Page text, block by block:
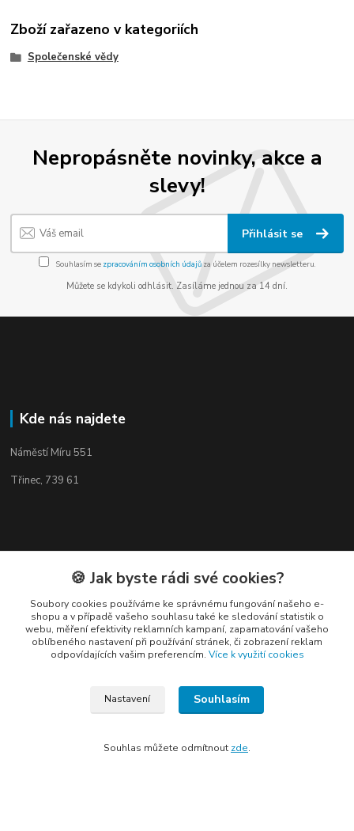
Zboží zařazeno v kategoriích
Společenské vědy
Nepropásněte novinky, akce a
slevy!
Přihlásit se
Souhlasím se zpracováním osobních údajůza účelem rozesílky newsletteru.
Můžete se kdykoli odhlásit. Zasíláme jednou za 14 dní.
Kde nás najdete
Náměstí Míru 551
Třinec, 739 61
Petr Nedvídek
+420 775688827 +420 737670415
🍪 Jak byste rádi své cookies?
Soubory cookies používáme ke správnému fungování našeho e-
shopu a v případě vašeho souhlasu také ke sledování statistik o
webu, měření efektivity reklamních kampaní, zapamatování vašeho
oblíbeného nastavení při používání stránek, či zobrazení reklam
odpovídajících vašim preferencím. Více k využití cookies
Nastavení Souhlasím
Souhlas můžete odmítnout zde.